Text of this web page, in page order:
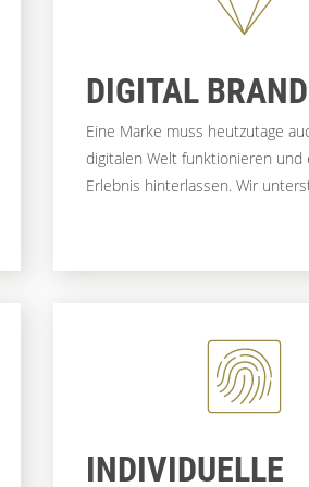
DIGITAL
Eine Marke muss heutzutage
digitalen Welt funktionieren und
Erlebnis hinterlassen. Wir
User:innen aufbauen.
INDIVIDUELLE